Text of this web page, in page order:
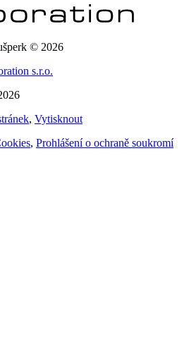
© 2026
s.r.o.
, Vytisknout
, Prohlášení o ochraně soukromí